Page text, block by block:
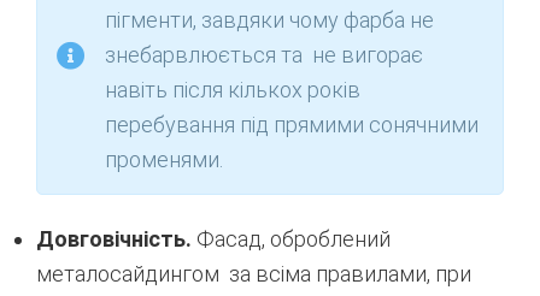
пігменти, завдяки чому фарба не
знебарвлюється та не вигорає
навіть після кількох років
перебування під прямими сонячними
променями.
Довговічність. Фасад, оброблений
металосайдингом за всіма правилами, при